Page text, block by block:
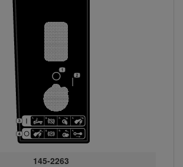
145-2263